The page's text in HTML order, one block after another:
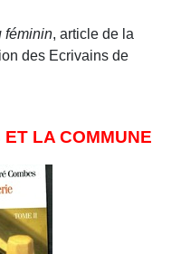
féminin, article de la
des Ecrivains de
LA COMMUNE